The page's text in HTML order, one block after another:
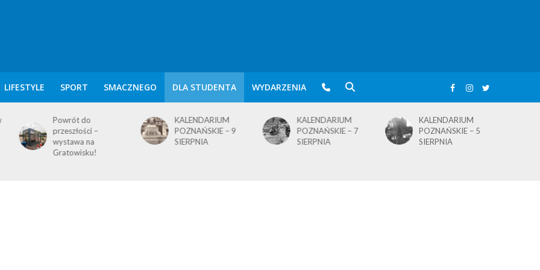
LIFESTYLE SPORT SMACZNEGO DLA STUDENTA WYDARZENIA
Powrót do
przeszłości –
wystawa na
Gratowisku!
KALENDARIUM
POZNAŃSKIE – 9
SIERPNIA
KALENDARIUM
POZNAŃSKIE – 7
SIERPNIA
KALENDARIUM
POZNAŃSKIE – 5
SIERPNIA